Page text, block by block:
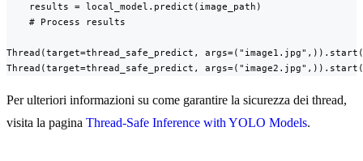
    results = local_model.predict(image_path)
    # Process results
Thread(target=thread_safe_predict,
Thread(target=thread_safe_predict,
Per ulteriori informazioni su come garantire la sicurezza dei thread,
visita la pagina Thread-Safe Inference with YOLO Models.